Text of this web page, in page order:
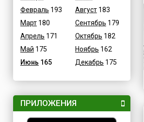
Февраль 193
Март180
Апрель 171
Май 175
Июнь 165
Август183
Сентябрь 179
Октябрь 182
Ноябрь 162
Декабрь 175
ПРИЛОЖЕНИЯ